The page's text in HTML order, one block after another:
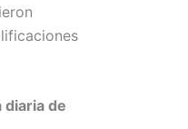
diaria de